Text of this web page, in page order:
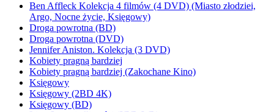
Ben Affleck Kolekcja 4 filmów (4 DVD) (Miasto złodziei,
Argo, Nocne życie, Księgowy)
Droga powrotna (BD)
Droga powrotna (DVD)
Jennifer Aniston. Kolekcja (3 DVD)
Kobiety pragną bardziej
Kobiety pragną bardziej (Zakochane Kino)
Księgowy
Księgowy (2BD 4K)
Księgowy (BD)